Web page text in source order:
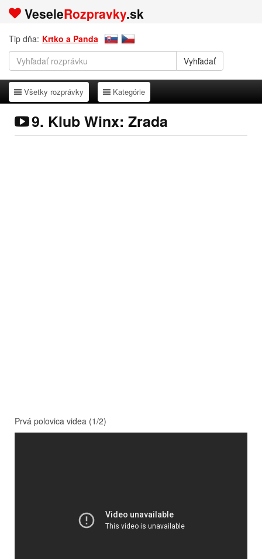
VeseleRozpravky.sk
Tip dňa: Krtko a Panda
Všetky rozprávky
Všetky rozprávky Kategórie
Kategórie
9. Klub Winx: Zrada
Prvá polovica videa (1/2)